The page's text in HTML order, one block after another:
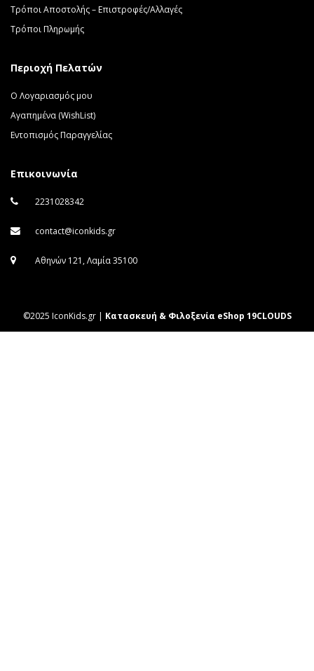
Τρόποι Αποστολής – Επιστροφές/Αλλαγές
Τρόποι Πληρωμής
Περιοχή Πελατών
Ο Λογαριασμός μου
Αγαπημένα (WishList)
Εντοπισμός Παραγγελίας
Επικοινωνία
2231028342
contact@iconkids.gr
Αθηνών 121, Λαμία 35100
©2025 IconKids.gr | Κατασκευή & Φιλοξενία eShop 19CLOUDS